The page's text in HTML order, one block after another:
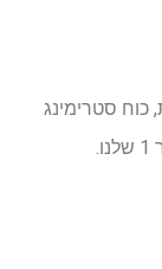
כוח סטרימינג